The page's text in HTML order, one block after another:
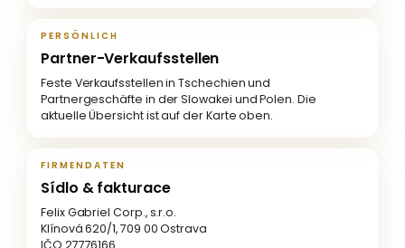
PERSÖNLICH
Partner-Verkaufsstellen
Feste Verkaufsstellen in Tschechien und
Partnergeschäfte in der Slowakei und Polen. Die
aktuelle Übersicht ist auf der Karte oben.
FIRMENDATEN
Sídlo & fakturace
Felix Gabriel Corp., s.r.o.
Klínová 620/1, 709 00 Ostrava
IČO 27776166